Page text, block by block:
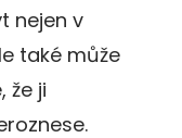
nejen v
také může
že ji